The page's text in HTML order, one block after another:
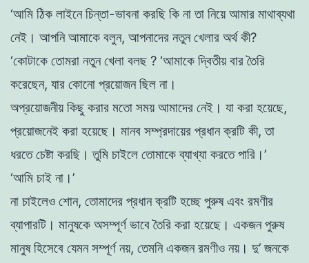
‘আমি ঠিক লাইনে চিন্তা-ভাবনা করছি কি না তা নিয়ে আমার মাথাব্যথা
নেই। আপনি আমাকে বলুন, আপনাদের নতুন খেলার অর্থ কী?
‘কোটাকে তোমরা নতুন খেলা বলছ ? ‘আমাকে দ্বিতীয় বার তৈরি
করেছেন, যার কোনাে প্রয়ােজন ছিল না ।
অপ্রয়ােজনীয় কিছু করার মতাে সময় আমাদের নেই। যা করা হয়েছে,
প্রয়ােজনেই করা হয়েছে। মানব সম্প্রদায়ের প্রধান ক্রটি কী, তা
ধরতে চেষ্টা করছি। তুমি চাইলে তােমাকে ব্যাখ্যা করতে পারি।’
‘আমি চাই না।’
না চাইলেও শােন, তোমাদের প্রধান ক্রটি হচ্ছে পুরুষ এবং রমণীর
ব্যাপারটি। মানুষকে অসম্পূর্ণ ভাবে তৈরি করা হয়েছে। একজন পুরুষ
মানুষ হিসেবে যেমন সম্পূর্ণ নয়, তেমনি একজন রমণীও নয়। দু’ জনকে